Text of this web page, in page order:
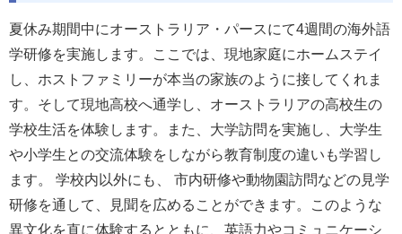
夏休み期間中にオーストラリア・パースにて4週間の海外語
学研修を実施します。ここでは、現地家庭にホームステイ
し、ホストファミリーが本当の家族のように接してくれま
す。そして現地高校へ通学し、オーストラリアの高校生の
学校生活を体験します。また、大学訪問を実施し、大学生
や小学生との交流体験をしながら教育制度の違いも学習し
ます。 学校内以外にも、 市内研修や動物園訪問などの見学
研修を通して、見聞を広めることができます。このような
異文化を直に体験するとともに、英語力やコミュニケーシ